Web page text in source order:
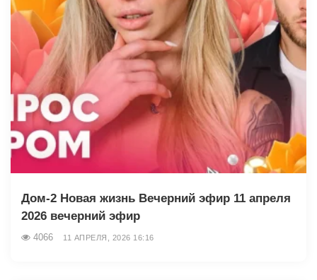
Дом-2 Новая жизнь Вечерний эфир 11 апреля
2026 вечерний эфир
4066 11 АПРЕЛЯ, 2026 16:16